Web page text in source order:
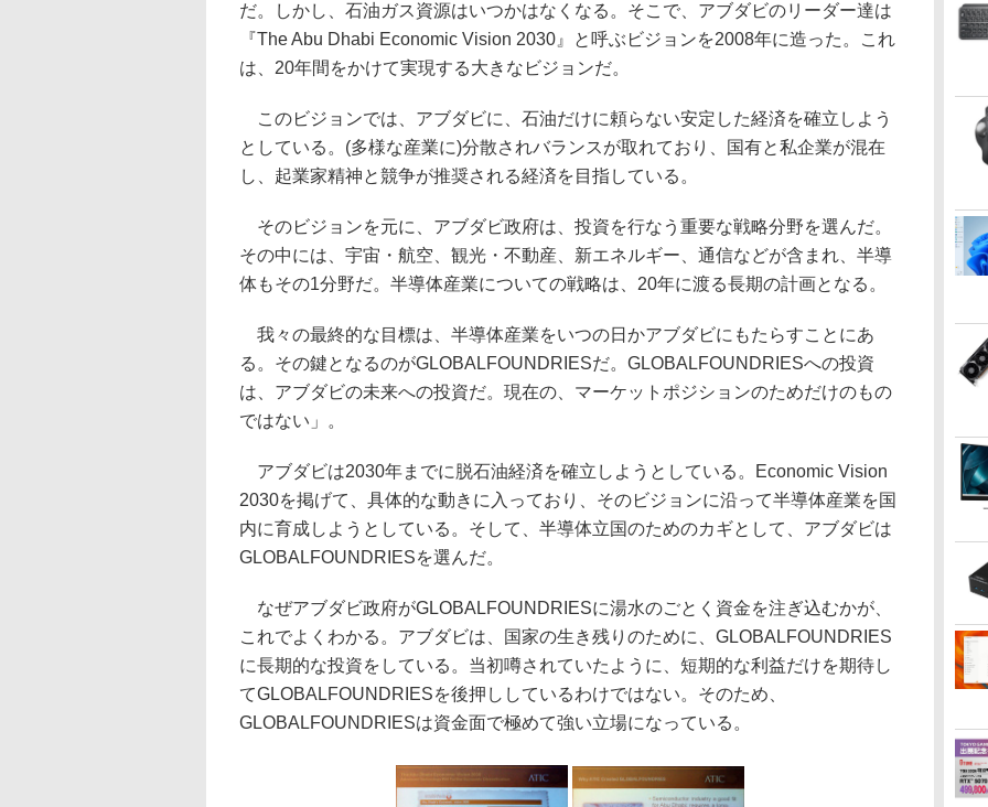
だ。しかし、石油ガス資源はいつかはなくなる。そこで、アブダビのリーダー達は
『The Abu Dhabi Economic Vision 2030』と呼ぶビジョンを2008年に造った。これ
は、20年間をかけて実現する大きなビジョンだ。
このビジョンでは、アブダビに、石油だけに頼らない安定した経済を確立しよう
としている。(多様な産業に)分散されバランスが取れており、国有と私企業が混在
し、起業家精神と競争が推奨される経済を目指している。
そのビジョンを元に、アブダビ政府は、投資を行なう重要な戦略分野を選んだ。
その中には、宇宙・航空、観光・不動産、新エネルギー、通信などが含まれ、半導
体もその1分野だ。半導体産業についての戦略は、20年に渡る長期の計画となる。
我々の最終的な目標は、半導体産業をいつの日かアブダビにもたらすことにあ
る。その鍵となるのがGLOBALFOUNDRIESだ。GLOBALFOUNDRIESへの投資
は、アブダビの未来への投資だ。現在の、マーケットポジションのためだけのもの
ではない」。
アブダビは2030年までに脱石油経済を確立しようとしている。Economic Vision
2030を掲げて、具体的な動きに入っており、そのビジョンに沿って半導体産業を国
内に育成しようとしている。そして、半導体立国のためのカギとして、アブダビは
GLOBALFOUNDRIESを選んだ。
なぜアブダビ政府がGLOBALFOUNDRIESに湯水のごとく資金を注ぎ込むかが、
これでよくわかる。アブダビは、国家の生き残りのために、GLOBALFOUNDRIES
に長期的な投資をしている。当初噂されていたように、短期的な利益だけを期待し
てGLOBALFOUNDRIESを後押ししているわけではない。そのため、
GLOBALFOUNDRIESは資金面で極めて強い立場になっている。